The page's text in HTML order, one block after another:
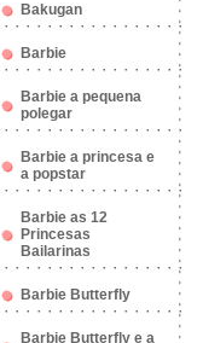
Bakugan
Barbie
Barbie a pequena
polegar
Barbie a princesa e
a popstar
Barbie as 12
Princesas
Bailarinas
Barbie Butterfly
Barbie Butterfly e a